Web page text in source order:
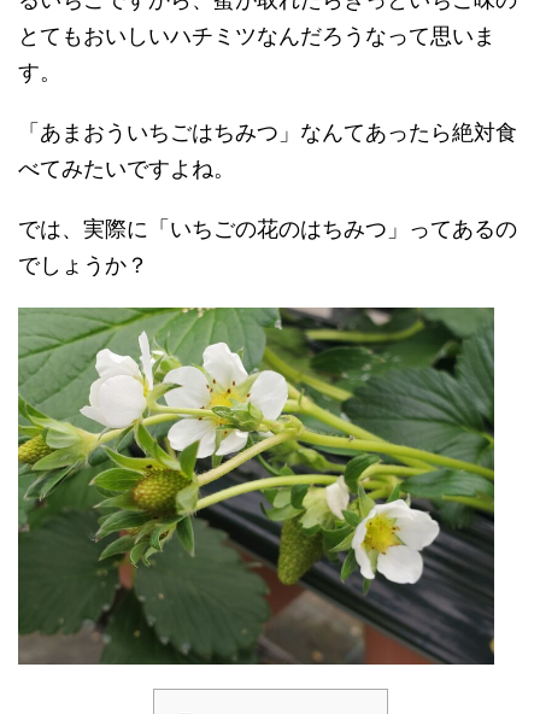
とてもおいしいハチミツなんだろうなって思いま
す。
「あまおういちごはちみつ」なんてあったら絶対食
べてみたいですよね。
では、実際に「いちごの花のはちみつ」ってあるの
でしょうか？